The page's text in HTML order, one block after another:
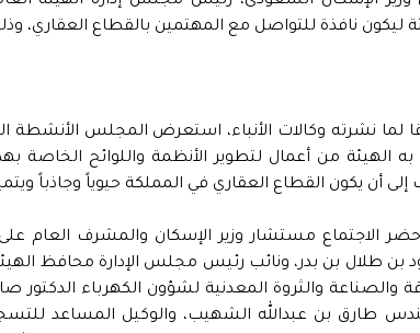
ليكون نافذة للتواصل مع المهتمين بالقطاع العقاري،
به الهيئة من أعمال لتطوير الأنظمة واللوائح الخاصة
أن يكون القطاع العقاري في المملكة حيوياً وجاذباً ويتميز
الاجتماع مستشار وزير الإسكان والمشرف العام على
بن طلال بن بدر، ونائب رئيس مجلس الإدارة محافظ
والصناعة والثروة المعدنية لشؤون الكهرباء الدكتور
طارق بن عبدالله الشهيب، والوكيل المساعد